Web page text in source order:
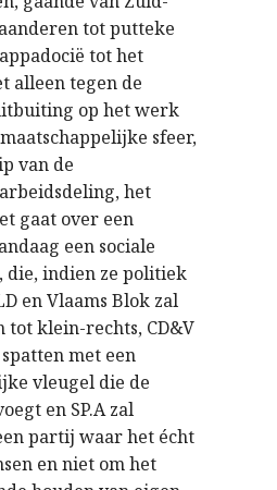
tot putteke
tot het
alleen tegen de
op het werk
sfeer,
van de
het
gaat over een
een sociale
die, indien ze politiek
en Vlaams Blok zal
tot klein-rechts, CD&V
met een
vleugel die de
en SP.A zal
partij waar het écht
en niet om het